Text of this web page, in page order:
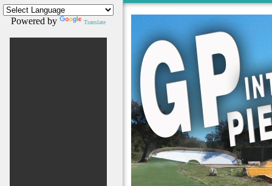
Powered by Translate